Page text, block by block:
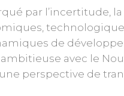
par l’incertitude,
de
avec le
perspective de